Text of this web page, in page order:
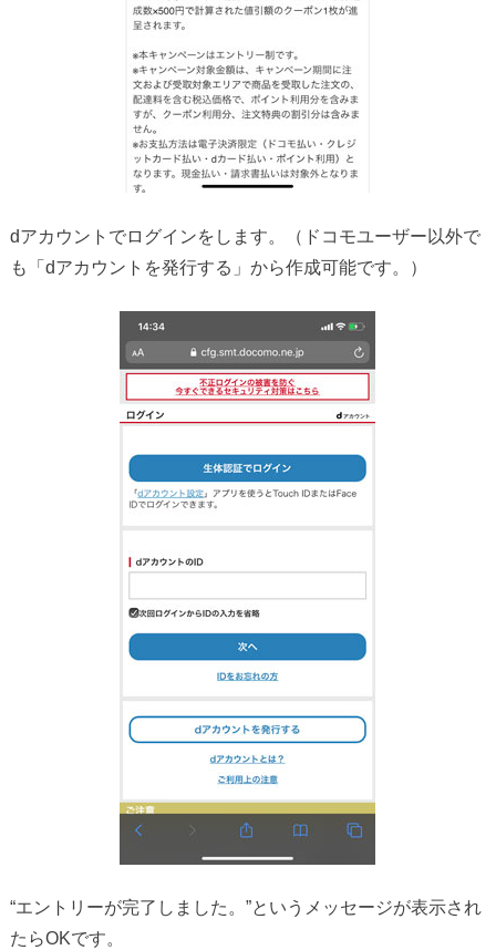
dアカウントでログインをします。（ドコモユーザー以外で
も「dアカウントを発行する」から作成可能です。）
“エントリーが完了しました。”というメッセージが表示され
たらOKです。